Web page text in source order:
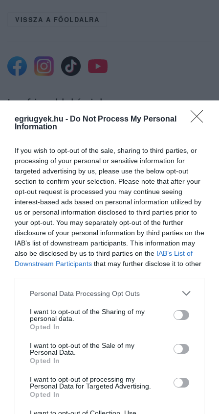
egriugyek.hu - Do Not Process My Personal
Information
If you wish to opt-out of the sale, sharing to third parties, or
processing of your personal or sensitive information for
targeted advertising by us, please use the below opt-out
section to confirm your selection. Please note that after your
opt-out request is processed you may continue seeing
interest-based ads based on personal information utilized by
us or personal information disclosed to third parties prior to
your opt-out. You may separately opt-out of the further
disclosure of your personal information by third parties on the
IAB’s list of downstream participants. This information may
also be disclosed by us to third parties on the IAB’s List of
Downstream Participants that may further disclose it to other
Please note that this website/app uses one or more Google
not limited to your visit or usage behaviour. You may click to
grant or deny consent to Google and its third-party tags to
use your data for below specified purposes in below Google
consent section.
Personal Data Processing Opt Outs
I want to opt-out of the Sharing of my
personal data.
Opted In
I want to opt-out of the Sale of my
Personal Data.
Opted In
I want to opt-out of processing my
Personal Data for Targeted Advertising.
Opted In
VISSZA A FŐOLDALRA
Legfrissebb híreink
TELJES SZAKÍTÁS JÖN A...
2026. augusztus 08 |Mindenki ügye
TATA ELBŰVÖLŐ LÁTVÁNYOSSÁGAI,
AMIKÉRT ÉRDEMES MEGNÉZNI
2026. augusztus 08| Promóció
TELJESEN ÚJRAINDUL A P...
2026. augusztus 07 | Mindenki ügye
TANULJ NÉMETÜL OTTHONRÓL: A
DIGITÁLIS TANULÁS ELŐNYEI